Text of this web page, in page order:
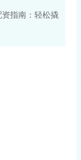
指南：轻松撬